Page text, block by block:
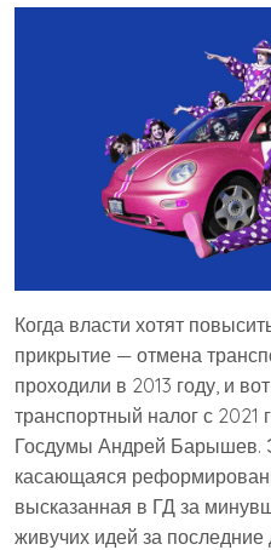
Когда власти хотят
прикрытие — отмена
проходили в 2013 году, и
транспортный налог с 2021
Госдумы Андрей Барышев.
касающаяся
высказанная в ГД за
живучих идей за